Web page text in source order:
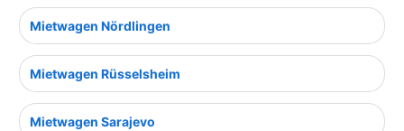
Mietwagen Nördlingen
Mietwagen Rüsselsheim
Mietwagen Sarajevo